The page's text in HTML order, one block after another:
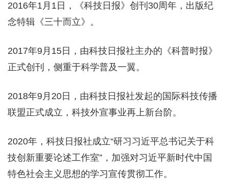
2016年1月1日，《科技日报》创刊30周年，出版纪
念特辑《三十而立》。
2017年9月15日，由科技日报社主办的《科普时报》
正式创刊，侧重于科学普及一翼。
2018年9月20日，由科技日报社发起的国际科技传播
联盟正式成立，科技外宣事业再上新台阶。
2020年，科技日报社成立“研习习近平总书记关于科
技创新重要论述工作室”，加强对习近平新时代中国
特色社会主义思想的学习宣传贯彻工作。